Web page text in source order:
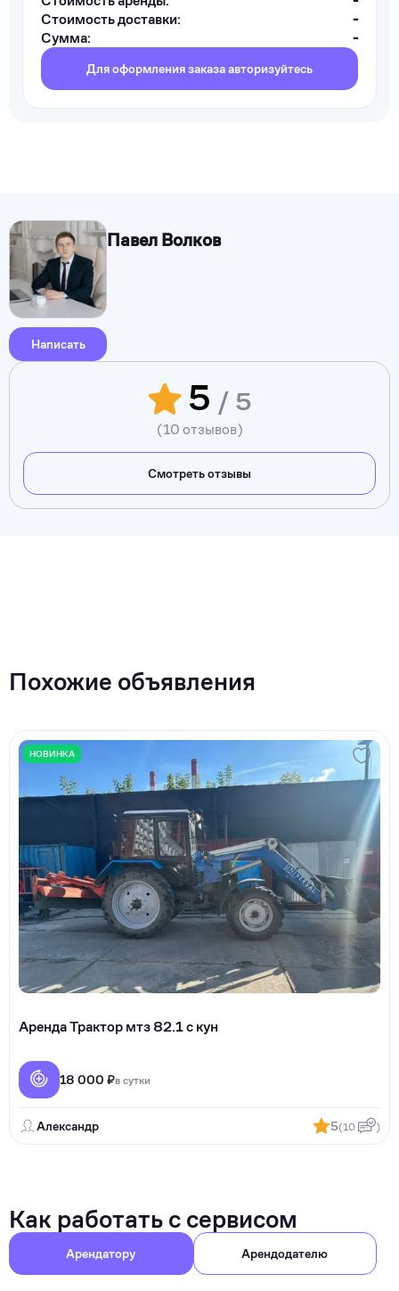
Стоимость доставки:
-
Сумма:
-
Для оформления заказа авторизуйтесь
Написать
Павел Волков
5 / 5
(10 отзывов)
Смотреть отзывы
Похожие объявления
НОВИНКА
Аренда Трактор мтз 82.1 с кун
18 000 ₽в сутки
Александр 5(10 )
Как работать с сервисом
Арендатору Арендодателю